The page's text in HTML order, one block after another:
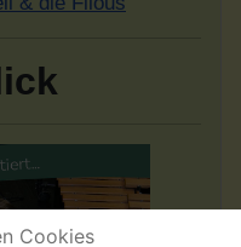
Cookies